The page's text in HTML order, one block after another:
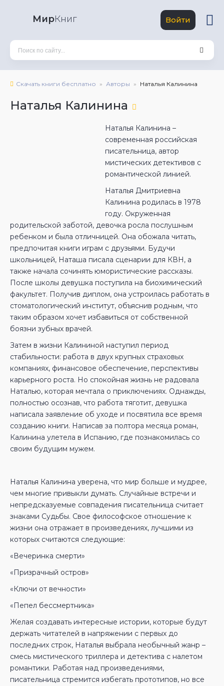
МирКниг Войти
Скачать книги бесплатно Авторы Наталья Калинина
Наталья Калинина
Наталья Калинина –
современная российская
писательница, автор
мистических детективов с
романтической линией.
Наталья Дмитриевна
Калинина родилась в 1978
году. Окруженная
родительской заботой, девочка росла послушным
ребенком и была отличницей. Она обожала читать,
предпочитая книги играм с друзьями. Будучи
школьницей, Наташа писала сценарии для КВН, а
также начала сочинять юмористические рассказы.
После школы девушка поступила на биохимический
факультет. Получив диплом, она устроилась работать в
стоматологический институт, объяснив родным, что
таким образом хочет избавиться от собственной
боязни зубных врачей.
Затем в жизни Калининой наступил период
стабильности: работа в двух крупных страховых
компаниях, финансовое обеспечение, перспективы
карьерного роста. Но спокойная жизнь не радовала
Наталью, которая мечтала о приключениях. Однажды,
полностью осознав, что работа тяготит, девушка
написала заявление об уходе и посвятила все время
созданию книги. Написав за полтора месяца роман,
Калинина улетела в Испанию, где познакомилась со
своим будущим мужем.
Наталья Калинина уверена, что мир больше и мудрее,
чем многие привыкли думать. Случайные встречи и
непредсказуемые совпадения писательница считает
знаками Судьбы. Свое философское отношение к
жизни она отражает в произведениях, лучшими из
которых считаются следующие:
«Вечеринка смерти»
«Призрачный остров»
«Ключи от вечности»
«Пепел бессмертника»
Желая создавать интересные истории, которые будут
держать читателей в напряжении с первых до
последних строк, Наталья выбрала необычный жанр –
смесь мистического триллера и детектива с налетом
романтики. Работая над произведениями,
писательница стремится избегать прототипов, но все